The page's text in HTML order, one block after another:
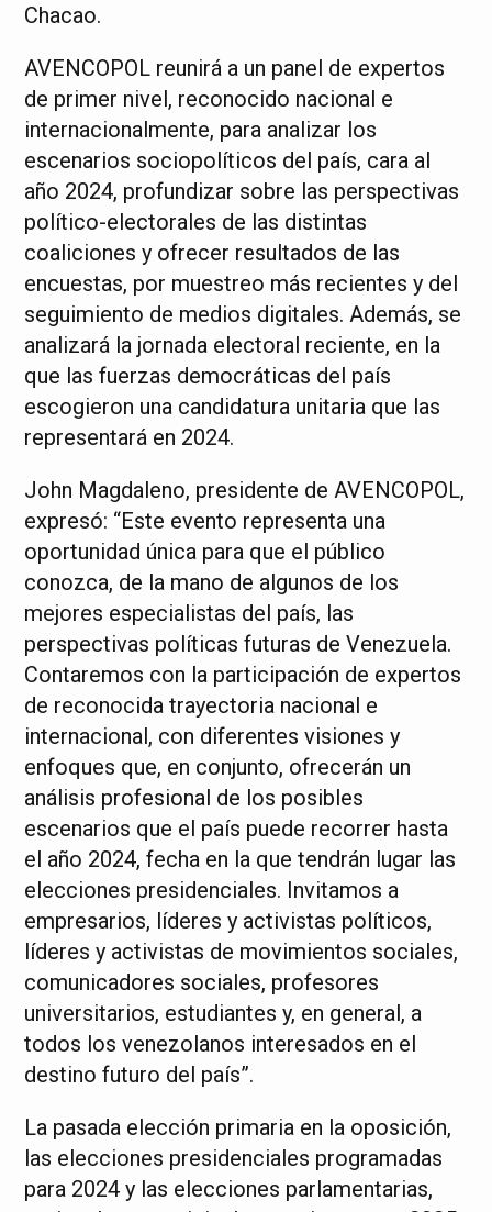
Chacao.
AVENCOPOL reunirá a un panel de expertos
de primer nivel, reconocido nacional e
internacionalmente, para analizar los
escenarios sociopolíticos del país, cara al
año 2024, profundizar sobre las perspectivas
político-electorales de las distintas
coaliciones y ofrecer resultados de las
encuestas, por muestreo más recientes y del
seguimiento de medios digitales. Además, se
analizará la jornada electoral reciente, en la
que las fuerzas democráticas del país
escogieron una candidatura unitaria que las
representará en 2024.
John Magdaleno, presidente de AVENCOPOL,
expresó: “Este evento representa una
oportunidad única para que el público
conozca, de la mano de algunos de los
mejores especialistas del país, las
perspectivas políticas futuras de Venezuela.
Contaremos con la participación de expertos
de reconocida trayectoria nacional e
internacional, con diferentes visiones y
enfoques que, en conjunto, ofrecerán un
análisis profesional de los posibles
escenarios que el país puede recorrer hasta
el año 2024, fecha en la que tendrán lugar las
elecciones presidenciales. Invitamos a
empresarios, líderes y activistas políticos,
líderes y activistas de movimientos sociales,
comunicadores sociales, profesores
universitarios, estudiantes y, en general, a
todos los venezolanos interesados en el
destino futuro del país”.
La pasada elección primaria en la oposición,
las elecciones presidenciales programadas
para 2024 y las elecciones parlamentarias,